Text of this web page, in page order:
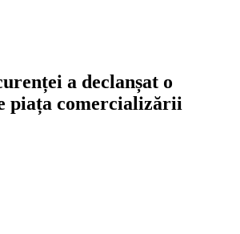
a declanșat o
piața comercializării